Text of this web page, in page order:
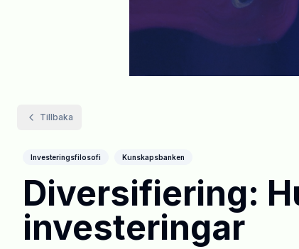
Tillbaka
Investeringsfilosofi Kunskapsbanken
Diversifiering:
investeringar